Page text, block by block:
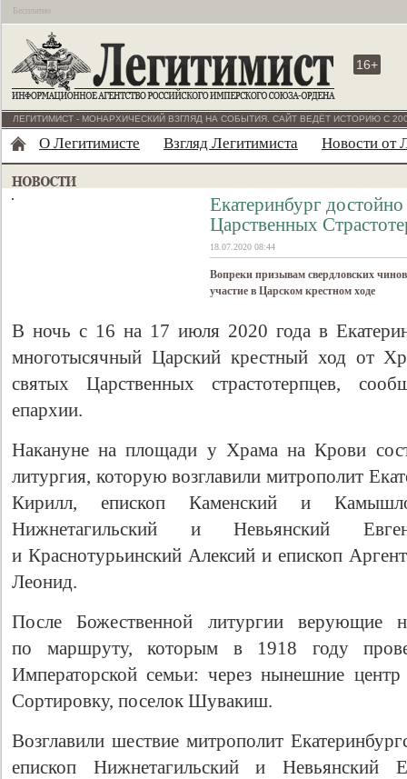
Бесплатно
16+
ЛЕГИТИМИСТ - МОНАРХИЧЕСКИЙ ВЗГЛЯД НА СОБЫТИЯ. САЙТ ВЕДЁТ ИСТОРИЮ С
О Легитимисте Взгляд Легитимиста Новости от
Екатеринбург
Царственных
18.07.2020 08:44
Вопреки призывам свердловских
участие в Царском крестном ходе
В ночь с 16 на 17 июля 2020 года в
многотысячный Царский крестный ход от
святых Царственных страстотерпцев,
епархии.
Накануне на площади у Храма на Крови
литургия, которую возглавили митрополит
Кирилл, епископ Каменский и
Нижнетагильский и Невьянский
и Краснотурьинский Алексий и епископ
Леонид.
После Божественной литургии верующие
по маршруту, которым в 1918 году
Императорской семьи: через нынешние
Сортировку, поселок Шувакиш.
Возглавили шествие митрополит
епископ Нижнетагильский и Невьянский